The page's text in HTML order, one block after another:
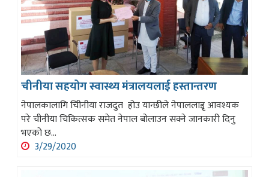
चीनीया सहयोग स्वास्थ्य मंत्रालयलाई हस्तान्तरण
नेपालकालागि चिीनीया राजदुत होउ यान्छीले नेपाललाइृ आवश्यक
परे चीनीया चिकित्सक समेत नेपाल बोलाउन सक्ने जानकारी दिनु
भएको छ...
3/29/2020